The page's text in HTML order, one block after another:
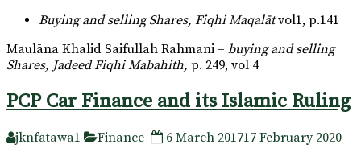
Buying and selling Shares, Fiqhi Maqalātvol1, p.141
Maulāna Khalid Saifullah Rahmani – buying and selling
Shares, Jadeed Fiqhi Mabahith, p. 249, vol 4
PCP Car Finance and its Islamic Ruling
jknfatawa1 Finance 6 March 201717 February 2020